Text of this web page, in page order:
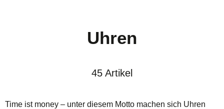
Uhren
45 Artikel
Time ist money – unter diesem Motto machen sich Uhren